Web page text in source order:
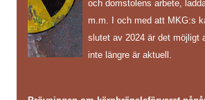
och domstolens arbete,
m.m. I och med att MKG:s
slutet av 2024 är det möjligt
inte längre är aktuell.